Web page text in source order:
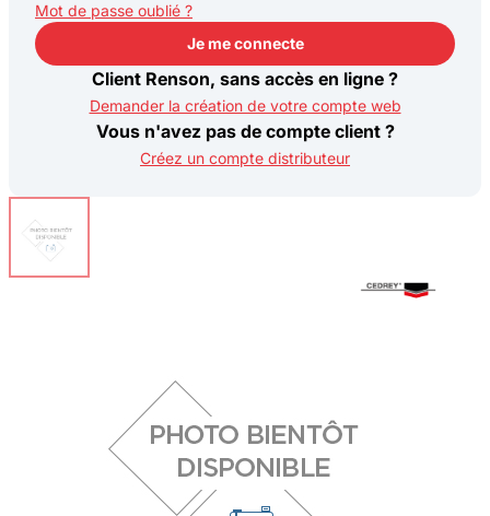
Mot de passe oublié ?
Je me connecte
Je me connecte
Client Renson, sans accès en ligne ?
Demander la création de votre compte web
Vous n'avez pas de compte client ?
Créez un compte distributeur